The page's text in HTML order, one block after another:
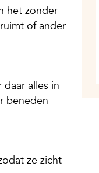
het zonder
of ander
alles in
beneden
ze zicht